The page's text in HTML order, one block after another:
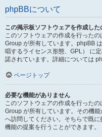
phpBBについて
この掲示板ソフトウェアを作成した
このソフトウェアの作成を行ったの
Group が所有しています。phpBB
唱するライセンス形態、GPL） に
諾されています。詳細については
ページトップ
必要な機能がありません
このソフトウェアの作成を行った
Group が所有しています。その機能
へ訪問してください。そちらで既
機能の提案を行うことができます。